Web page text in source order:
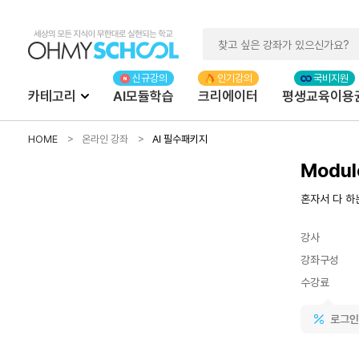
카테고리 AI모듈학습 크리에이터 평생교육이용
HOME 온라인 강좌 AI 필수패키지
혼자서 다 하
강사
강좌구성
수강료
로그